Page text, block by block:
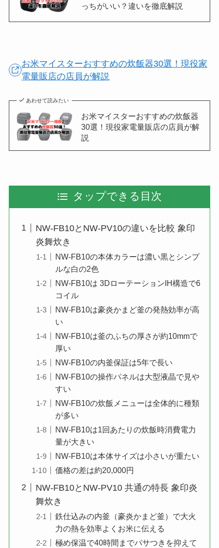
っちがいい？違いを徹底解説
お米マイスターおすすめの炊飯器30選！現役家
電量販店の店員が解説
あわせて読みたい
お米マイスターおすすめの炊飯器
30選！現役家電量販店の店員が解
説
タップできる目次
NW-FB10とNW-PV10の違いを比較 象印
炎舞炊き
NW-FB10の本体カラーは濃い黒とシンプ
ルな白の2色
NW-FB10は 3DローテーションIH構造で6
コイル
NW-FB10は豪炎かまど釜の発熱効率が高
い
NW-FB10は釜のふちの厚さが約10mmで
厚い
NW-FB10の内釜保証は5年で長い
NW-FB10の操作パネルは大型液晶で見や
すい
NW-FB10の炊飯メニューは全体的に種類
が多い
NW-FB10は1回あたりの炊飯時消費電力
量が大きい
NW-FB10は本体サイズは小さいが重たい
価格の差は約20,000円
NW-FB10とNW-PV10 共通の特長 象印炎
舞炊き
鉄仕込みの内釜（豪炎かまど釜）で大火
力の熱を効率よくお米に伝える
極め保温で40時間までパサつきを抑えて